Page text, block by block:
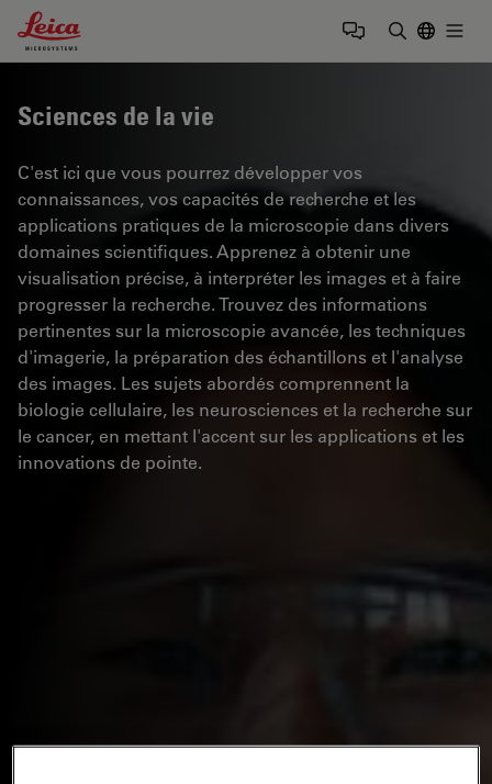
Leica Microsystems Logo
Sciences de la vie
C'est ici que vous pourrez développer vos
connaissances, vos capacités de recherche et les
applications pratiques de la microscopie dans divers
domaines scientifiques. Apprenez à obtenir une
visualisation précise, à interpréter les images et à faire
progresser la recherche. Trouvez des informations
pertinentes sur la microscopie avancée, les techniques
d'imagerie, la préparation des échantillons et l'analyse
des images. Les sujets abordés comprennent la
biologie cellulaire, les neurosciences et la recherche sur
le cancer, en mettant l'accent sur les applications et les
innovations de pointe.